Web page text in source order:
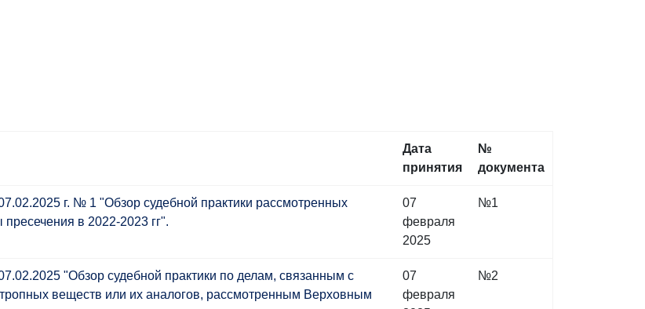
Дата
принятия
№
документа
г. № 1 "Обзор судебной практики рассмотренных
в 2022-2023 гг".
07
февраля
2025
№1
"Обзор судебной практики по делам, связанным с
веществ или их аналогов, рассмотренным Верховным
07
февраля
№2